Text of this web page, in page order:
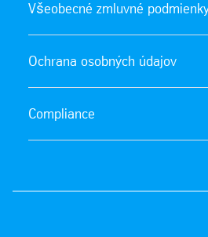
Všeobecné zmluvné
Ochrana osobných údajov
Compliance